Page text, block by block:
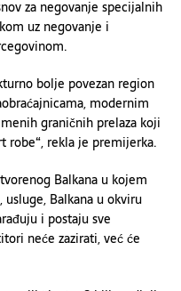
za negovanje specijalnih
uz negovanje i
bolje povezan region
modernim
graničnih prelaza koji
robe“, rekla je premijerka.
Balkana u kojem
Balkana u okviru
i postaju sve
neće zazirati, već će